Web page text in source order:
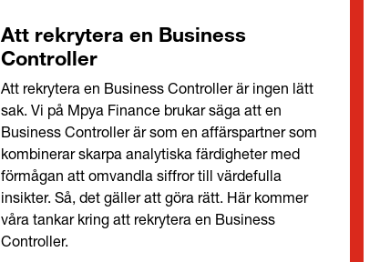
Att rekrytera en Business
Controller
Att rekrytera en Business Controller är ingen lätt
sak. Vi på Mpya Finance brukar säga att en
Business Controller är som en affärspartner som
kombinerar skarpa analytiska färdigheter med
förmågan att omvandla siffror till värdefulla
insikter. Så, det gäller att göra rätt. Här kommer
våra tankar kring att rekrytera en Business
Controller.